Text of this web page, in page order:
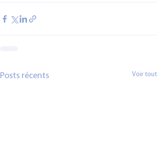
Posts récents Voir tout